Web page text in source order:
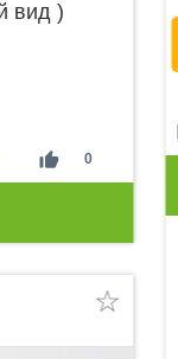
вид )
thumb_up 0